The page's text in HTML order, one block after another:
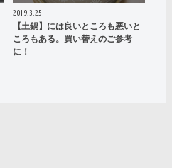
2019.3.25
【土鍋】には良いところも悪いと
ころもある。買い替えのご参考
に！